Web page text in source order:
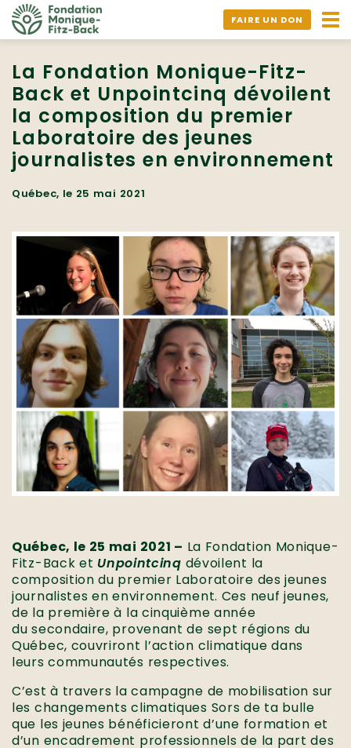
FAIRE UN DON
La Fondation Monique-Fitz-
Back et Unpointcinq dévoilent
la composition du premier
Laboratoire des jeunes
journalistes en environnement
Québec, le 25 mai 2021
Québec, le 25 mai 2021 – La Fondation Monique-
Fitz-Back et Unpointcinq dévoilent la
composition du premier Laboratoire des jeunes
journalistes en environnement. Ces neuf jeunes,
de la première à la cinquième année
du secondaire, provenant de sept régions du
Québec, couvriront l’action climatique dans
leurs communautés respectives.
C’est à travers la campagne de mobilisation sur
les changements climatiques Sors de ta bulle
que les jeunes bénéficieront d’une formation et
d’un encadrement professionnels de la part des